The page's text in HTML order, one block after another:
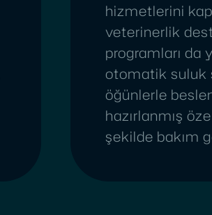
hizmetlerini
veterinerlik
programları da
otomatik suluk
öğünlerle
hazırlanmış
şekilde bakım